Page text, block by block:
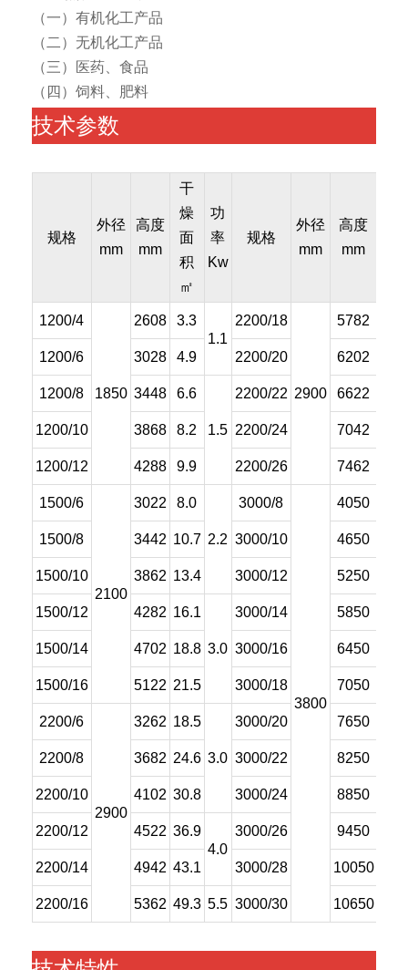
（一）有机化工产品
（二）无机化工产品
（三）医药、食品
（四）饲料、肥料
技术参数
规格
外径
mm
高度
mm
干
燥
面
积
㎡
功
率
Kw
规格
外径
mm
高度
mm
1200/4
1850
2608
3.3
1.1
2200/18
2900
5782
1200/6 3028 4.9 2200/20 6202
1200/8 3448 6.6
1.5
2200/22 6622
1200/10 3868 8.2 2200/24 7042
1200/12 4288 9.9 2200/26 7462
1500/6
2100
3022 8.0
2.2
3000/8
3800
4050
1500/8 3442 10.7 3000/10 4650
1500/10 3862 13.4 3000/12 5250
1500/12 4282 16.1
3.0
3000/14 5850
1500/14 4702 18.8 3000/16 6450
1500/16 5122 21.5 3000/18 7050
2200/6
2900
3262 18.5
3.0
3000/20 7650
2200/8 3682 24.6 3000/22 8250
2200/10 4102 30.8 3000/24 8850
2200/12 4522 36.9
4.0
3000/26 9450
2200/14 4942 43.1 3000/28 10050
2200/16 5362 49.3 5.5 3000/30 10650